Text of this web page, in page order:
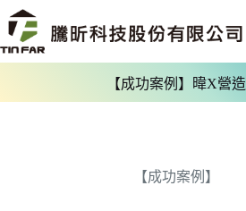
【成功案例】暐X營造
【成功案例】